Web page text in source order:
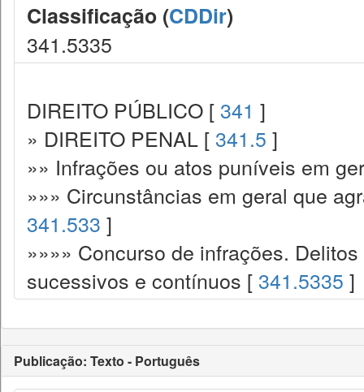
Classificação (CDDir)
341.5335
DIREITO PÚBLICO [ 341 ]
» DIREITO PENAL [ 341.5 ]
»» Infrações ou atos puníveis em
»»» Circunstâncias em geral que
341.533 ]
»»»» Concurso de infrações.
sucessivos e contínuos [ 341.5335 ]
Publicação: Texto - Português